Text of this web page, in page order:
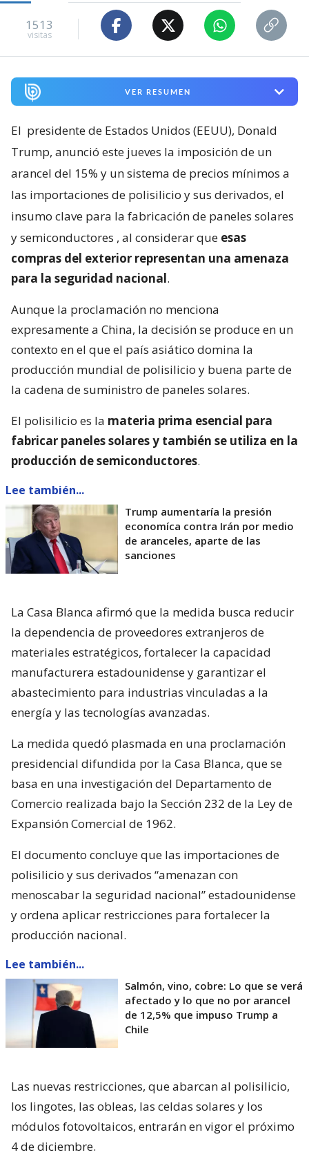
1513
visitas
VER RESUMEN
El presidente de Estados Unidos (EEUU), Donald
Trump, anunció este jueves la imposición de un
arancel del 15% y un sistema de precios mínimos a
las importaciones de polisilicio y sus derivados, el
insumo clave para la fabricación de paneles solares
y semiconductores , al considerar que esas
compras del exterior representan una amenaza
para la seguridad nacional.
Aunque la proclamación no menciona
expresamente a China, la decisión se produce en un
contexto en el que el país asiático domina la
producción mundial de polisilicio y buena parte de
la cadena de suministro de paneles solares.
El polisilicio es la materia prima esencial para
fabricar paneles solares y también se utiliza en la
producción de semiconductores.
Lee también...
Trump aumentaría la presión
economíca contra Irán por medio
de aranceles, aparte de las
sanciones
La Casa Blanca afirmó que la medida busca reducir
la dependencia de proveedores extranjeros de
materiales estratégicos, fortalecer la capacidad
manufacturera estadounidense y garantizar el
abastecimiento para industrias vinculadas a la
energía y las tecnologías avanzadas.
La medida quedó plasmada en una proclamación
presidencial difundida por la Casa Blanca, que se
basa en una investigación del Departamento de
Comercio realizada bajo la Sección 232 de la Ley de
Expansión Comercial de 1962.
El documento concluye que las importaciones de
polisilicio y sus derivados “amenazan con
menoscabar la seguridad nacional” estadounidense
y ordena aplicar restricciones para fortalecer la
producción nacional.
Lee también...
Salmón, vino, cobre: Lo que se verá
afectado y lo que no por arancel
de 12,5% que impuso Trump a
Chile
Las nuevas restricciones, que abarcan al polisilicio,
los lingotes, las obleas, las celdas solares y los
módulos fotovoltaicos, entrarán en vigor el próximo
4 de diciembre.